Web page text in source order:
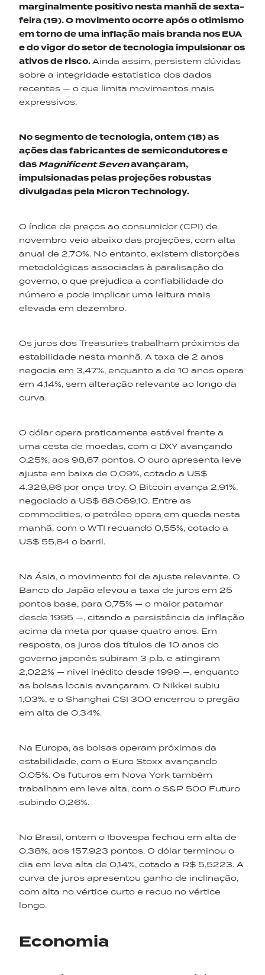
marginalmente positivo nesta manhã de sexta-
feira (19). O movimento ocorre após o otimismo
em torno de uma inflação mais branda nos EUA
e do vigor do setor de tecnologia impulsionar os
ativos de risco.Ainda assim, persistem dúvidas
sobre a integridade estatística dos dados
recentes — o que limita movimentos mais
expressivos.
No segmento de tecnologia, ontem (18) as
ações das fabricantes de semicondutores e
das Magnificent Sevenavançaram,
impulsionadas pelas projeções robustas
divulgadas pela Micron Technology.
O índice de preços ao consumidor (CPI) de
novembro veio abaixo das projeções, com alta
anual de 2,70%. No entanto, existem distorções
metodológicas associadas à paralisação do
governo, o que prejudica a confiabilidade do
número e pode implicar uma leitura mais
elevada em dezembro.
Os juros dos Treasuries trabalham próximos da
estabilidade nesta manhã. A taxa de 2 anos
negocia em 3,47%, enquanto a de 10 anos opera
em 4,14%, sem alteração relevante ao longo da
curva.
O dólar opera praticamente estável frente a
uma cesta de moedas, com o DXY avançando
0,25%, aos 98,67 pontos. O ouro apresenta leve
ajuste em baixa de 0,09%, cotado a US$
4.328,86 por onça troy. O Bitcoin avança 2,91%,
negociado a US$ 88.069,10. Entre as
commodities, o petróleo opera em queda nesta
manhã, com o WTI recuando 0,55%, cotado a
US$ 55,84 o barril.
Na Ásia, o movimento foi de ajuste relevante. O
Banco do Japão elevou a taxa de juros em 25
pontos base, para 0,75% — o maior patamar
desde 1995 —, citando a persistência da inflação
acima da meta por quase quatro anos. Em
resposta, os juros dos títulos de 10 anos do
governo japonês subiram 3 p.b. e atingiram
2,022% — nível inédito desde 1999 —, enquanto
as bolsas locais avançaram. O Nikkei subiu
1,03%, e o Shanghai CSI 300 encerrou o pregão
em alta de 0,34%.
Na Europa, as bolsas operam próximas da
estabilidade, com o Euro Stoxx avançando
0,05%. Os futuros em Nova York também
trabalham em leve alta, com o S&P 500 Futuro
subindo 0,26%.
No Brasil, ontem o Ibovespa fechou em alta de
0,38%, aos 157.923 pontos. O dólar terminou o
dia em leve alta de 0,14%, cotado a R$ 5,5223. A
curva de juros apresentou ganho de inclinação,
com alta no vértice curto e recuo no vértice
longo.
Economia